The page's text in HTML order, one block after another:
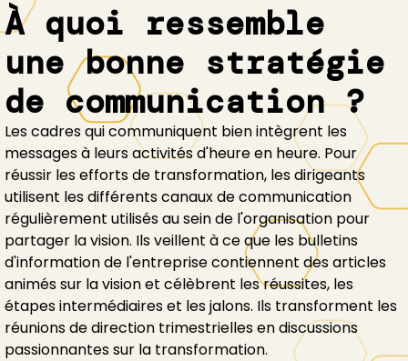
À quoi ressemble
une bonne stratégie
de communication ?
Les cadres qui communiquent bien intègrent les
messages à leurs activités d'heure en heure. Pour
réussir les efforts de transformation, les dirigeants
utilisent les différents canaux de communication
régulièrement utilisés au sein de l'organisation pour
partager la vision. Ils veillent à ce que les bulletins
d'information de l'entreprise contiennent des articles
animés sur la vision et célèbrent les réussites, les
étapes intermédiaires et les jalons. Ils transforment les
réunions de direction trimestrielles en discussions
passionnantes sur la transformation.